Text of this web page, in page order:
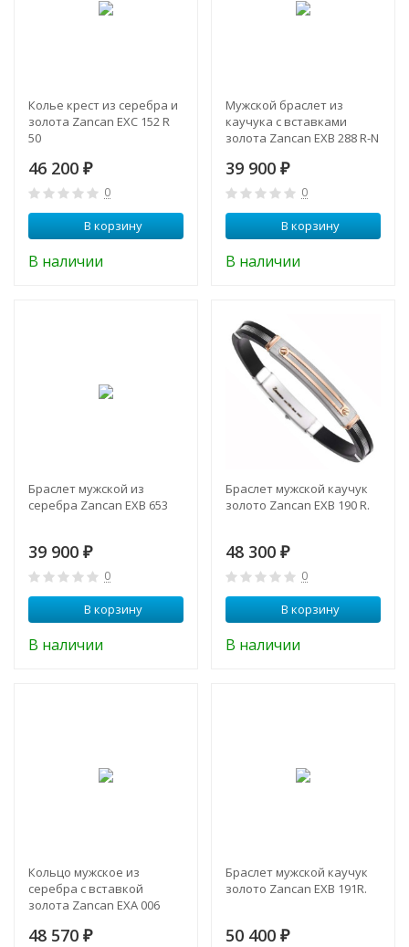
Колье крест из серебра и
золота Zancan EXC 152 R
50
46 200 ₽
0
В корзину
В наличии
Мужской браслет из
каучука с вставками
золота Zancan EXB 288 R-N
39 900 ₽
0
В корзину
В наличии
Браслет мужской из
серебра Zancan EXB 653
39 900 ₽
0
В корзину
В наличии
Браслет мужской каучук
золото Zancan EXB 190 R.
48 300 ₽
0
В корзину
В наличии
Кольцо мужское из
серебра с вставкой
золота Zancan EXA 006
48 570 ₽
Браслет мужской каучук
золото Zancan EXB 191R.
50 400 ₽